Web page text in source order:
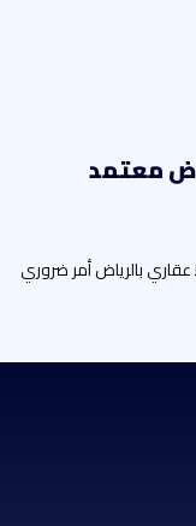
معتمد
بالرياض أمر ضروري